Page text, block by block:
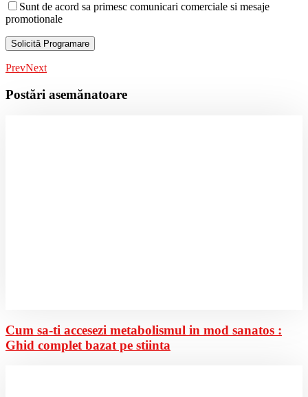
Sunt de acord sa primesc comunicari comerciale si mesaje
promotionale
PrevNext
Postări asemănatoare
Cum sa-ti accesezi metabolismul in mod sanatos :
Ghid complet bazat pe stiinta